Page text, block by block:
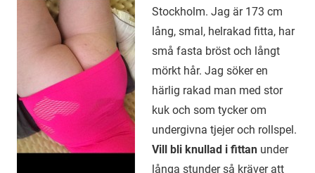
Stockholm. Jag är 173 cm
lång, smal, helrakad fitta, har
små fasta bröst och långt
mörkt hår. Jag söker en
härlig rakad man med stor
kuk och som tycker om
undergivna tjejer och rollspel.
Vill bli knullad i fittan under
långa stunder så kräver att